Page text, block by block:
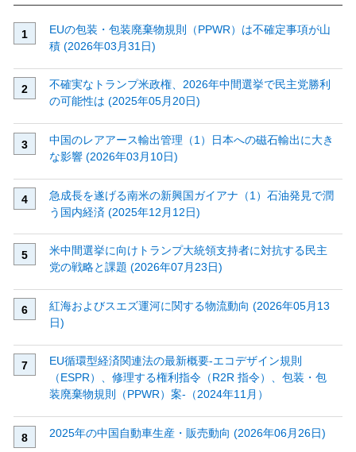
EUの包装・包装廃棄物規則（PPWR）は不確定事項が山
積 (2026年03月31日)
不確実なトランプ米政権、2026年中間選挙で民主党勝利
の可能性は (2025年05月20日)
中国のレアアース輸出管理（1）日本への磁石輸出に大き
な影響 (2026年03月10日)
急成長を遂げる南米の新興国ガイアナ（1）石油発見で潤
う国内経済 (2025年12月12日)
米中間選挙に向けトランプ大統領支持者に対抗する民主
党の戦略と課題 (2026年07月23日)
紅海およびスエズ運河に関する物流動向 (2026年05月13
日)
EU循環型経済関連法の最新概要‐エコデザイン規則
（ESPR）、修理する権利指令（R2R 指令）、包装・包
装廃棄物規則（PPWR）案‐（2024年11月）
2025年の中国自動車生産・販売動向 (2026年06月26日)